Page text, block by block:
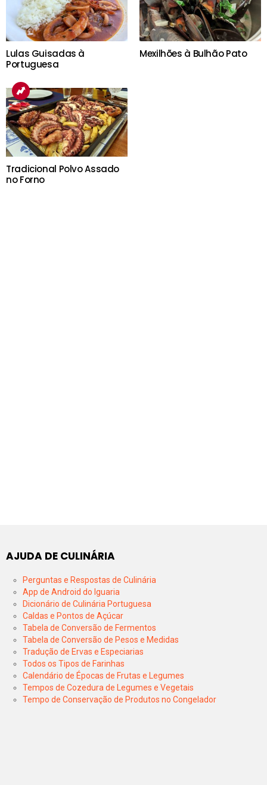
Lulas Guisadas à
Portuguesa
Mexilhões à Bulhão Pato
Tradicional Polvo Assado
no Forno
AJUDA DE CULINÁRIA
Perguntas e Respostas de Culinária
App de Android do Iguaria
Dicionário de Culinária Portuguesa
Caldas e Pontos de Açúcar
Tabela de Conversão de Fermentos
Tabela de Conversão de Pesos e Medidas
Tradução de Ervas e Especiarias
Todos os Tipos de Farinhas
Calendário de Épocas de Frutas e Legumes
Tempos de Cozedura de Legumes e Vegetais
Tempo de Conservação de Produtos no Congelador